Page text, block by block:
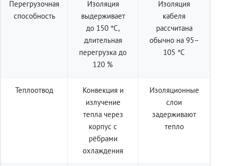
Перегрузочная
способность
Изоляция
выдерживает
до 150 °C,
длительная
перегрузка до
120 %
Изоляция
кабеля
рассчитана
обычно на 95–
105 °C
Теплоотвод
Конвекция и
излучение
тепла через
корпус с
рёбрами
охлаждения
Изоляционные
слои
задерживают
тепло